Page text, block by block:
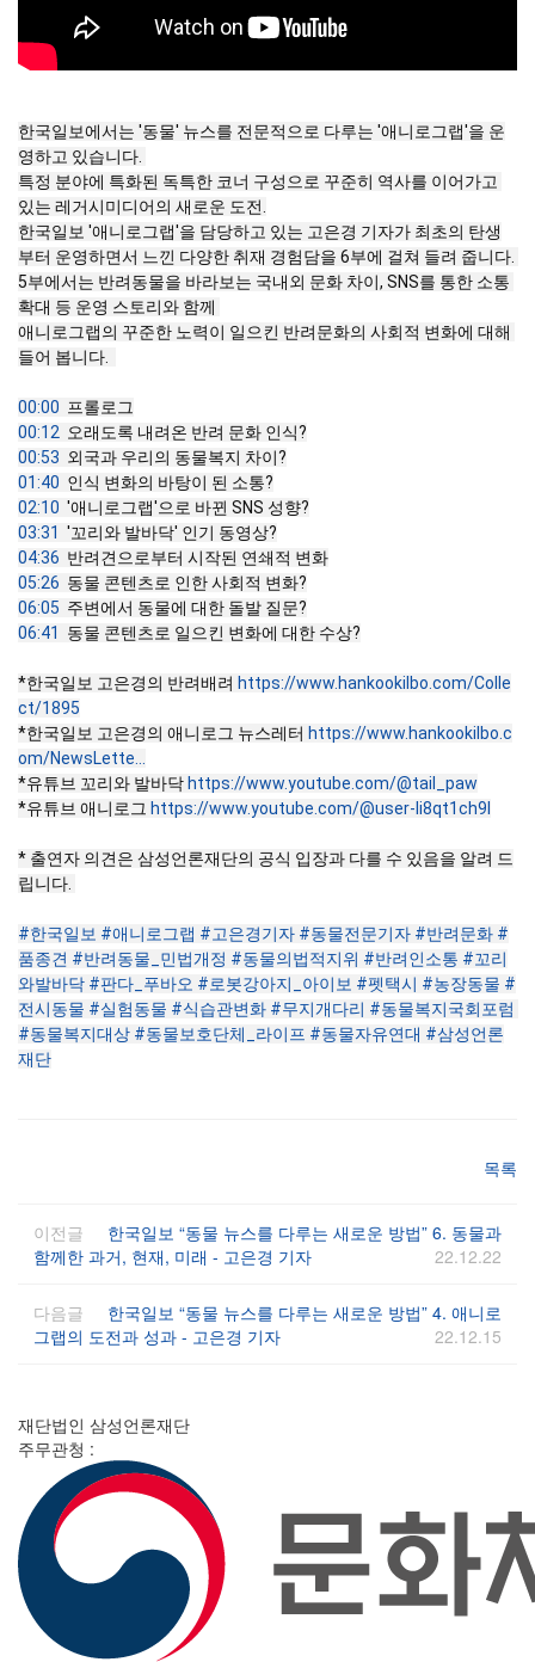
한국일보에서는 '동물' 뉴스를 전문적으로 다루는 '애니로그랩'을 운
영하고 있습니다.
특정 분야에 특화된 독특한 코너 구성으로 꾸준히 역사를 이어가고
있는 레거시미디어의 새로운 도전.
한국일보 '애니로그랩'을 담당하고 있는 고은경 기자가 최초의 탄생
부터 운영하면서 느낀 다양한 취재 경험담을 6부에 걸쳐 들려 줍니다.
5부에서는 반려동물을 바라보는 국내외 문화 차이, SNS를 통한 소통
확대 등 운영 스토리와 함께
애니로그랩의 꾸준한 노력이 일으킨 반려문화의 사회적 변화에 대해
들어 봅니다.
00:00
00:12
00:53
01:40
02:10
03:31
04:36
05:26
06:05
06:41
  동물 콘텐츠로 일으킨 변화에 대한 수상?
*한국일보 고은경의 반려배려 https://www.hankookilbo.com/Colle
ct/1895
*한국일보 고은경의 애니로그 뉴스레터 https://www.hankookilbo.c
om/NewsLette...
*유튜브 꼬리와 발바닥 https://www.youtube.com/@tail_paw
*유튜브 애니로그 https://www.youtube.com/@user-li8qt1ch9l
* 출연자 의견은 삼성언론재단의 공식 입장과 다를 수 있음을 알려 드
립니다.
#한국일보 #애니로그랩 #고은경기자 #동물전문기자 #반려문화 #
품종견 #반려동물_민법개정 #동물의법적지위 #반려인소통 #꼬리
와발바닥 #판다_푸바오 #로봇강아지_아이보 #펫택시 #농장동물 #
전시동물 #실험동물 #식습관변화 #무지개다리 #동물복지국회포럼
#동물복지대상 #동물보호단체_라이프 #동물자유연대 #삼성언론
재단
목록
이전글
한국일보 “동물 뉴스를 다루는 새로운 방법” 6. 동물과
함께한 과거, 현재, 미래 - 고은경 기자
22.12.22
다음글
한국일보 “동물 뉴스를 다루는 새로운 방법” 4. 애니로
그랩의 도전과 성과 - 고은경 기자
22.12.15
재단법인 삼성언론재단
주무관청 :